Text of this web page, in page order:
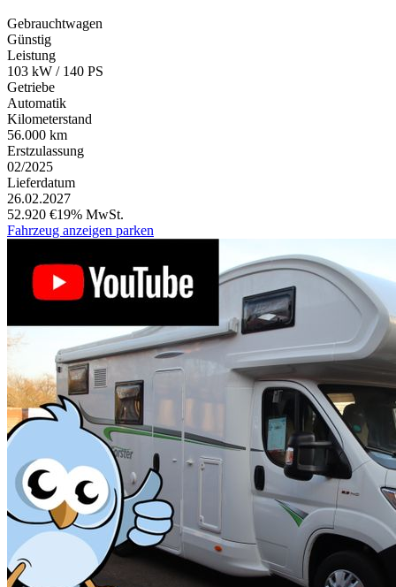
Gebrauchtwagen
Günstig
Leistung
103 kW / 140 PS
Getriebe
Automatik
Kilometerstand
56.000 km
Erstzulassung
02/2025
Lieferdatum
26.02.2027
52.920 €19% MwSt.
Fahrzeug anzeigen parken